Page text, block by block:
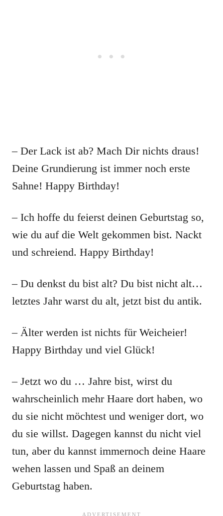
– Der Lack ist ab? Mach Dir nichts draus!
Deine Grundierung ist immer noch erste
Sahne! Happy Birthday!
– Ich hoffe du feierst deinen Geburtstag so,
wie du auf die Welt gekommen bist. Nackt
und schreiend. Happy Birthday!
– Du denkst du bist alt? Du bist nicht alt…
letztes Jahr warst du alt, jetzt bist du antik.
– Älter werden ist nichts für Weicheier!
Happy Birthday und viel Glück!
– Jetzt wo du … Jahre bist, wirst du
wahrscheinlich mehr Haare dort haben, wo
du sie nicht möchtest und weniger dort, wo
du sie willst. Dagegen kannst du nicht viel
tun, aber du kannst immernoch deine Haare
wehen lassen und Spaß an deinem
Geburtstag haben.